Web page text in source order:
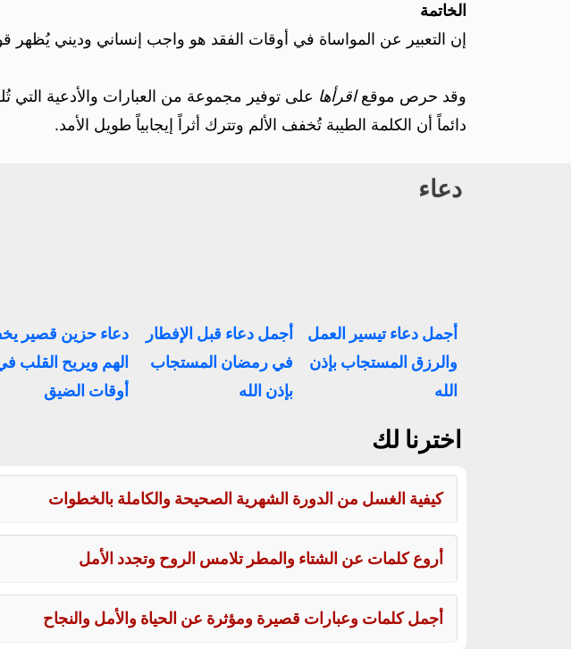
الخاتمة
إن التعبير عن المواساة في أوقات الفقد هو واجب إنساني وديني يُظهر
وقد حرص موقعاقرأها على توفير مجموعة من العبارات والأدعية التي
دائماً أن الكلمة الطيبة تُخفف الألم وتترك أثراً إيجابياً طويل الأمد.
دعاء
أجمل دعاء تيسير العمل
والرزق المستجاب بإذن
الله
أجمل دعاء قبل الإفطار
في رمضان المستجاب
بإذن الله
دعاء حزين قصير
الهم ويريح القلب
أوقات الضيق
اخترنا لك
كيفية الغسل من الدورة الشهرية الصحيحة والكاملة بالخطوات
أروع كلمات عن الشتاء والمطر تلامس الروح وتجدد الأمل
أجمل كلمات وعبارات قصيرة ومؤثرة عن الحياة والأمل والنجاح